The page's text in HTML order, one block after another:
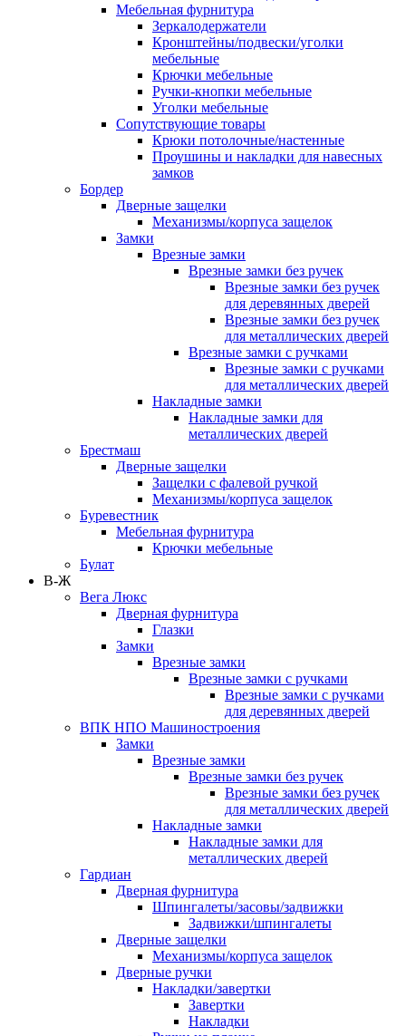
Мебельная фурнитура
Зеркалодержатели
Кронштейны/подвески/уголки
мебельные
Крючки мебельные
Ручки-кнопки мебельные
Уголки мебельные
Сопутствующие товары
Крюки потолочные/настенные
Проушины и накладки для навесных
замков
Бордер
Дверные защелки
Механизмы/корпуса защелок
Замки
Врезные замки
Врезные замки без ручек
Врезные замки без ручек
для деревянных дверей
Врезные замки без ручек
для металлических дверей
Врезные замки с ручками
Врезные замки с ручками
для металлических дверей
Накладные замки
Накладные замки для
металлических дверей
Брестмаш
Дверные защелки
Защелки с фалевой ручкой
Механизмы/корпуса защелок
Буревестник
Мебельная фурнитура
Крючки мебельные
Булат
В-Ж
Вега Люкс
Дверная фурнитура
Глазки
Замки
Врезные замки
Врезные замки с ручками
Врезные замки с ручками
для деревянных дверей
ВПК НПО Машиностроения
Замки
Врезные замки
Врезные замки без ручек
Врезные замки без ручек
для металлических дверей
Накладные замки
Накладные замки для
металлических дверей
Гардиан
Дверная фурнитура
Шпингалеты/засовы/задвижки
Задвижки/шпингалеты
Дверные защелки
Механизмы/корпуса защелок
Дверные ручки
Накладки/завертки
Завертки
Накладки